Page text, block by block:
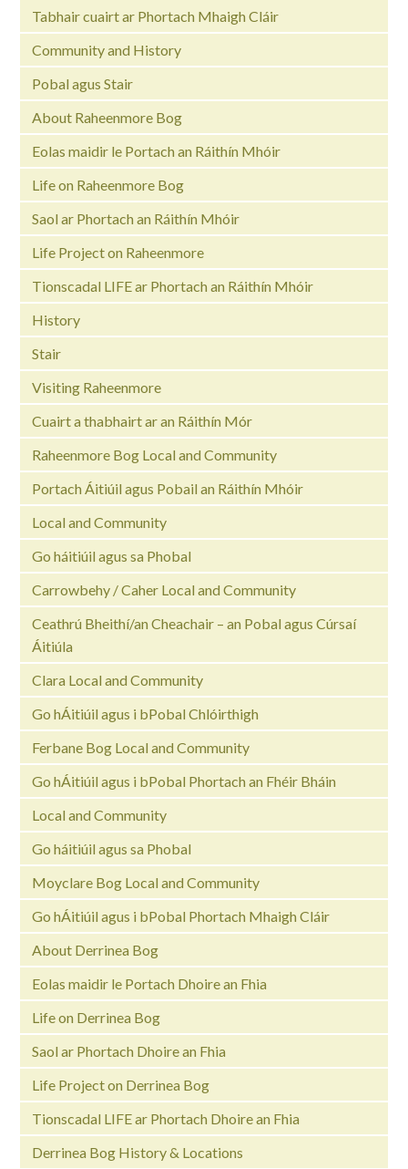
Tabhair cuairt ar Phortach Mhaigh Cláir
Community and History
Pobal agus Stair
About Raheenmore Bog
Eolas maidir le Portach an Ráithín Mhóir
Life on Raheenmore Bog
Saol ar Phortach an Ráithín Mhóir
Life Project on Raheenmore
Tionscadal LIFE ar Phortach an Ráithín Mhóir
History
Stair
Visiting Raheenmore
Cuairt a thabhairt ar an Ráithín Mór
Raheenmore Bog Local and Community
Portach Áitiúil agus Pobail an Ráithín Mhóir
Local and Community
Go háitiúil agus sa Phobal
Carrowbehy / Caher Local and Community
Ceathrú Bheithí/an Cheachair – an Pobal agus Cúrsaí
Áitiúla
Clara Local and Community
Go hÁitiúil agus i bPobal Chlóirthigh
Ferbane Bog Local and Community
Go hÁitiúil agus i bPobal Phortach an Fhéir Bháin
Local and Community
Go háitiúil agus sa Phobal
Moyclare Bog Local and Community
Go hÁitiúil agus i bPobal Phortach Mhaigh Cláir
About Derrinea Bog
Eolas maidir le Portach Dhoire an Fhia
Life on Derrinea Bog
Saol ar Phortach Dhoire an Fhia
Life Project on Derrinea Bog
Tionscadal LIFE ar Phortach Dhoire an Fhia
Derrinea Bog History & Locations